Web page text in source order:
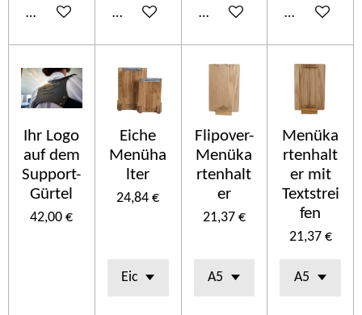
Añadir al carritoAñadir al carritoAñadir al carritoAñadir al
Ihr Logo
auf dem
Support-
Gürtel
42,00 €
Eiche
Menüha
lter
24,84 €
Flipover-
Menüka
rtenhalt
er
21,37 €
Menüka
rtenhalt
er mit
Textstrei
fen
21,37 €